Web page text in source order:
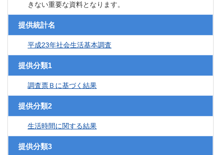
きない重要な資料となります。
提供統計名
平成23年社会生活基本調査
提供分類1
調査票Ｂに基づく結果
提供分類2
生活時間に関する結果
提供分類3